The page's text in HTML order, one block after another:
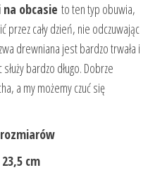
obcasie to ten typ obuwia,
przez cały dzień, nie odczuwając
drewniana jest bardzo trwała i
bardzo długo. Dobrze
a my możemy czuć się
cm